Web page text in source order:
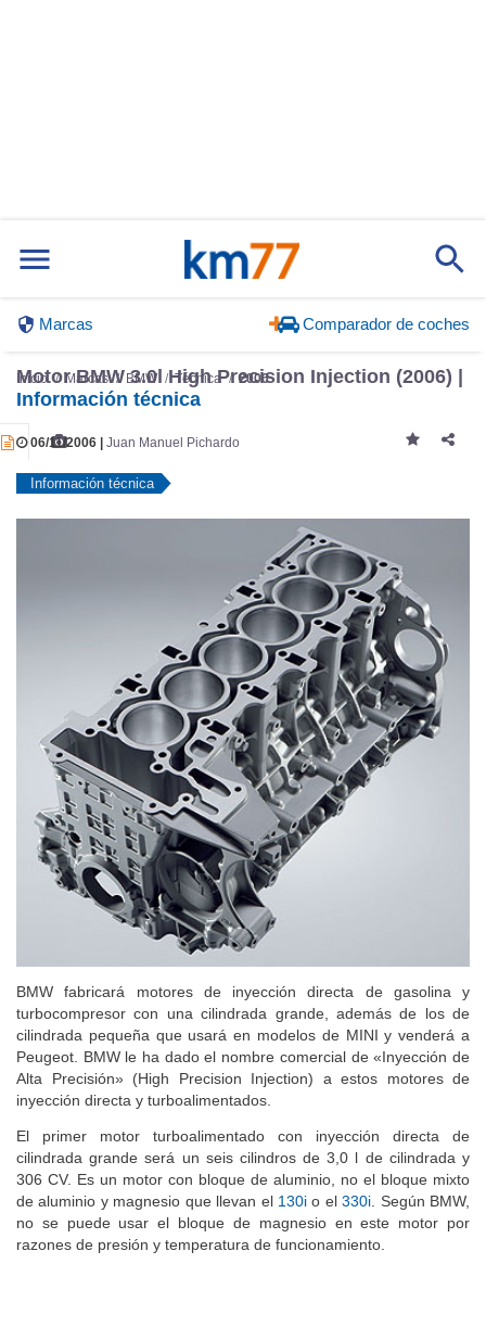
Marcas Comparador de coches
Inicio Marcas BMW Técnica 2006
Motor BMW 3.0l High Precision Injection (2006) |
Información técnica
06/11/2006 | Juan Manuel Pichardo
Información técnica
BMW fabricará motores de inyección directa de gasolina y
turbocompresor con una cilindrada grande, además de los de
cilindrada pequeña que usará en modelos de MINI y venderá a
Peugeot. BMW le ha dado el nombre comercial de «Inyección de
Alta Precisión» (High Precision Injection) a estos motores de
inyección directa y turboalimentados.
El primer motor turboalimentado con inyección directa de
cilindrada grande será un seis cilindros de 3,0 l de cilindrada y
306 CV. Es un motor con bloque de aluminio, no el bloque mixto
de aluminio y magnesio que llevan el 130io el330i . Según BMW,
no se puede usar el bloque de magnesio en este motor por
razones de presión y temperatura de funcionamiento.